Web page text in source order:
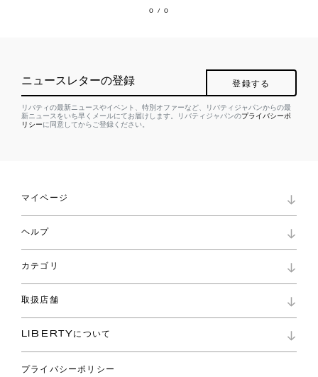
0 / 0
ニュースレターの登録 登録する
リバティの最新ニュースやイベント、特別オファーなど、リバティジャパンからの最
新ニュースをいち早くメールにてお届けします。リバティジャパンのプライバシーポ
リシーに同意してからご登録ください。
マイページ
ロイヤリティプログラム
パスワード再設定
ショッピングバッグ
ヘルプ
お問い合わせ
よくあるご質問
ご利用ガイド
カテゴリ
コレクション
ファブリックス
バッグ
取扱店舗
リバティ・ファブリックス
LIBERTYについて
プライバシーポリシー